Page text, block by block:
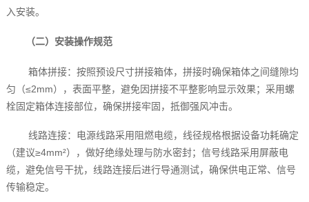
入安装。
（二）安装操作规范
箱体拼接：按照预设尺寸拼接箱体，拼接时确保箱体之间缝隙均
匀（≤2mm），表面平整，避免因拼接不平整影响显示效果；采用螺
栓固定箱体连接部位，确保拼接牢固，抵御强风冲击。
线路连接：电源线路采用阻燃电缆，线径规格根据设备功耗确定
（建议≥4mm²），做好绝缘处理与防水密封；信号线路采用屏蔽电
缆，避免信号干扰，线路连接后进行导通测试，确保供电正常、信号
传输稳定。